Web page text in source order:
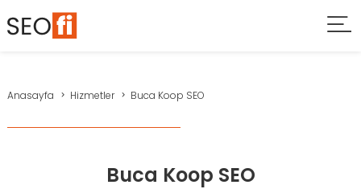
Anasayfa Hizmetler Buca Koop SEO
Buca Koop SEO